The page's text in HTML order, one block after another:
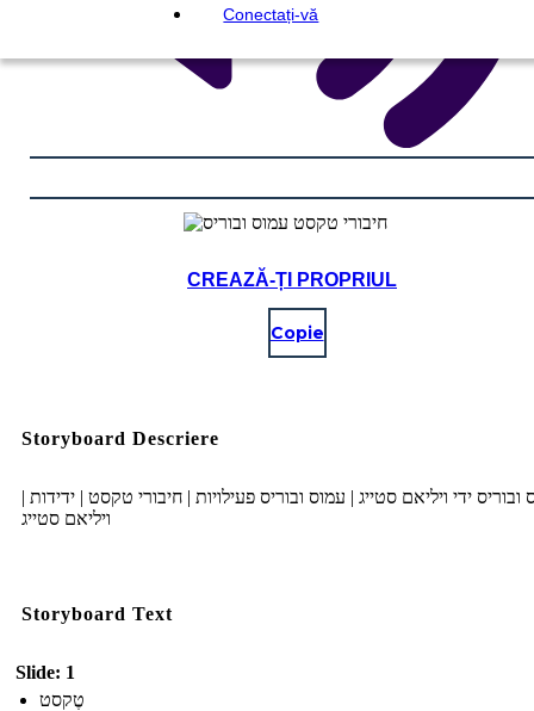
Conectați-vă
CREAZĂ-ȚI PROPRIUL
Copie
Storyboard Descriere
ובוריס ידי ויליאם סטייג | עמוס ובוריס פעילויות | חיבורי טקסט | ידידות |
ויליאם סטייג
Storyboard Text
Slide: 1
טֶקסט